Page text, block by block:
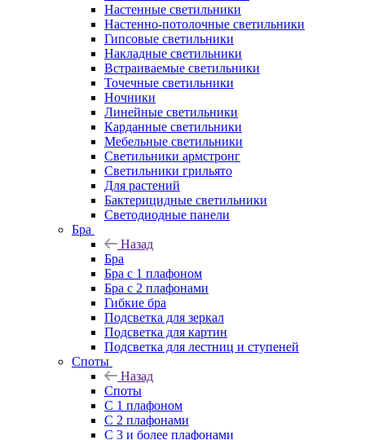
Настенные светильники
Настенно-потолочные светильники
Гипсовые светильники
Накладные светильники
Встраиваемые светильники
Точечные светильники
Ночники
Линейные светильники
Карданные светильники
Мебельные светильники
Светильники армстронг
Светильники грильято
Для растений
Бактерицидные светильники
Светодиодные панели
Бра
Назад
Бра
Бра с 1 плафоном
Бра с 2 плафонами
Гибкие бра
Подсветка для зеркал
Подсветка для картин
Подсветка для лестниц и ступеней
Споты
Назад
Споты
С 1 плафоном
С 2 плафонами
С 3 и более плафонами